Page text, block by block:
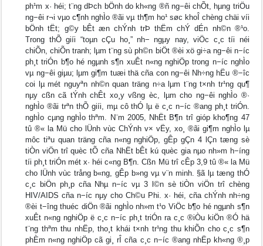
ph¹m x· héi; t¨ng dÞch bÖnh do kh«ng ®ñ ng−êi chÕt, hµng triÖu
ng−êi r¬i vµo c¶nh nghÌo ®ãi vµ th¶m ho¹ søc khoÎ chèng chäi víi
bÖnh tËt; g©y bÊt æn chÝnh trÞ thËm chÝ dÉn nh©n ®¹o.
Trong thÕ giíi “toµn cÇu ho¸” nh− ngµy nay, viÖc c¸c tíi néi
chiÕn, chiÕn tranh; lµm t¨ng sù ph©n biÖt ®èi xö gi÷a ng−êi n−íc
ph¸t triÓn b¶o hé ngµnh s¶n xuÊt n«ng nghiÖp trong n−íc nghÌo
vµ ng−êi giµu; lµm gi¶m tuæi thä cña con ng−êi Nh÷ng hËu ®−îc
coi lµ mét nguyªn nh©n quan träng n÷a lµm t¨ng t×nh tr¹ng qu¶
nµy cßn cã tÝnh chÊt xo¸y vßng èc, lµm cho ng−êi nghÌo ®·
nghÌo ®ãi trªn thÕ giíi, mµ cô thÓ lµ ë c¸c n−íc ®ang ph¸t triÓn.
nghÌo cµng nghÌo thªm. N¨m 2005, NhËt B¶n trî gióp kho¶ng 47
tû ®« la Mü cho lÜnh vùc ChÝnh v× vËy, xo¸ ®ãi gi¶m nghÌo lµ
môc tiªu quan träng cña n«ng nghiÖp, gÊp gÇn 4 lÇn tæng sè
tiÒn viÖn trî quèc tÕ cña NhËt bÊt kú quèc gia nµo nh»m h−íng
tíi ph¸t triÓn mét x· héi c«ng B¶n. Cßn Mü trî cÊp 3,9 tû ®« la Mü
cho lÜnh vùc trång b«ng, gÊp b»ng vµ v¨n minh. §ã lµ tæng thÓ
c¸c biÖn ph¸p cña Nhµ n−íc vµ 3 l©n sè tiÒn viÖn trî chèng
HIV/AIDS cña n−íc nµy cho Ch©u Phi. x· héi, cña chÝnh nh÷ng
®èi t−îng thuéc diÖn ®ãi nghÌo nh»m t¹o ViÖc b¶o hé ngµnh s¶n
xuÊt n«ng nghiÖp ë c¸c n−íc ph¸t triÓn ra c¸c ®iÒu kiÖn ®Ó hä
t¨ng thªm thu nhËp, tho¸t khái t×nh tr¹ng thu khiÕn cho c¸c s¶n
phÈm n«ng nghiÖp cã gi¸ rÎ cña c¸c n−íc ®ang nhËp kh«ng ®¸p